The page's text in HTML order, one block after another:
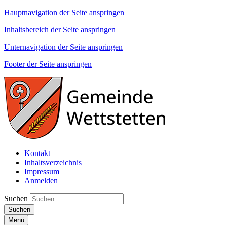
Hauptnavigation der Seite anspringen
Inhaltsbereich der Seite anspringen
Unternavigation der Seite anspringen
Footer der Seite anspringen
Kontakt
Inhaltsverzeichnis
Impressum
Anmelden
Suchen
Suchen
Menü